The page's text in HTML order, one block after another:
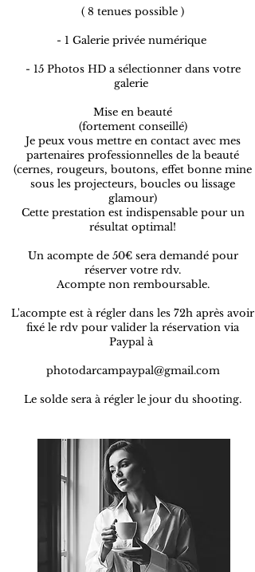
( 8 tenues possible )
- 1 Galerie privée numérique
- 15 Photos HD a sélectionner dans votre
galerie
Mise en beauté
(fortement conseillé)
Je peux vous mettre en contact avec mes
partenaires professionnelles de la beauté
(cernes, rougeurs, boutons, effet bonne mine
sous les projecteurs, boucles ou lissage
glamour)
Cette prestation est indispensable pour un
résultat optimal!
Un acompte de 50€ sera demandé pour
réserver votre rdv.
Acompte non remboursable.
L'acompte est à régler dans les 72h après avoir
fixé le rdv pour valider la réservation via
Paypal à
photodarcampaypal@gmail.com
Le solde sera à régler le jour du shooting.